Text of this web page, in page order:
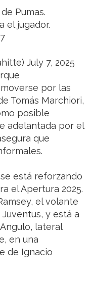
Pumas.
el jugador.
July 7, 2025
por las
Tomás Marchiori,
posible
adelantada por el
que
está reforzando
el Apertura 2025.
el volante
y está a
lateral
en una
de Ignacio